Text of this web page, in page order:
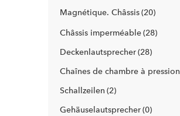
Magnétique. Châssis 20
Châssis imperméable 28
Deckenlautsprecher 28
Chaînes de chambre à pression
Schallzeilen 2
Gehäuselautsprecher 0